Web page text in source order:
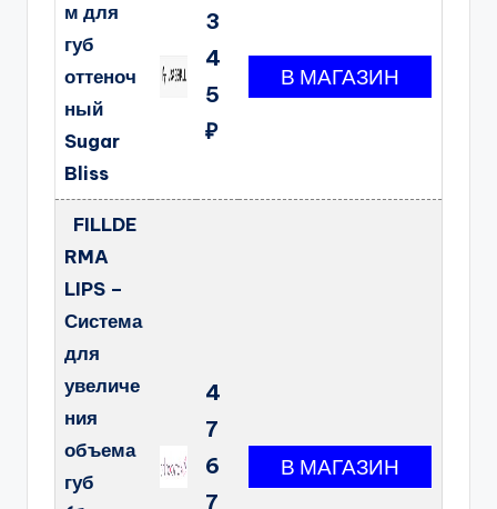
м для
губ
оттеноч
ный
Sugar
Bliss
3
4
5
₽
FILLDE
RMA
LIPS –
Система
для
увеличе
ния
объема
губ
4
7
6
7